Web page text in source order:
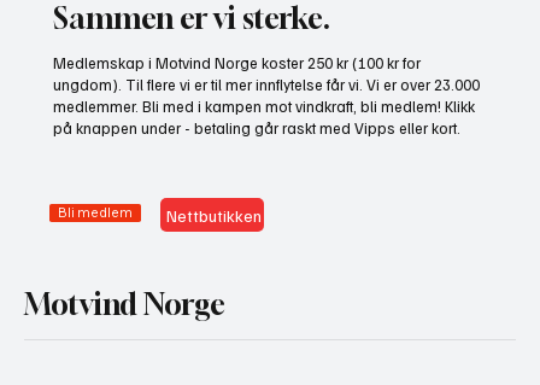
naturhensyn
Sammen er vi sterke.
Medlemskap i Motvind Norge koster 250 kr (100 kr for
ungdom). Til flere vi er til mer innflytelse får vi. Vi er over 23.000
medlemmer. Bli med i kampen mot vindkraft, bli medlem! Klikk
på knappen under - betaling går raskt med Vipps eller kort.
Bli medlem Nettbutikken
Motvind Norge